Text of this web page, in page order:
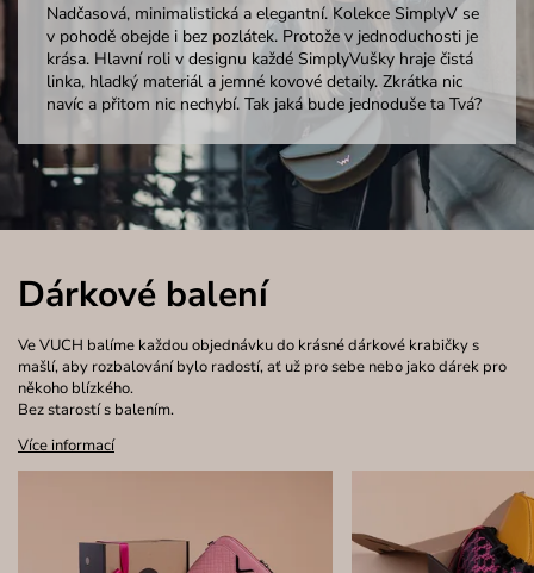
Nadčasová, minimalistická a elegantní. Kolekce SimplyV se
v pohodě obejde i bez pozlátek. Protože v jednoduchosti je
krása. Hlavní roli v designu každé SimplyVušky hraje čistá
linka, hladký materiál a jemné kovové detaily. Zkrátka nic
navíc a přitom nic nechybí. Tak jaká bude jednoduše ta Tvá?
Dárkové balení
Ve VUCH balíme každou objednávku do krásné dárkové krabičky s
mašlí, aby rozbalování bylo radostí, ať už pro sebe nebo jako dárek pro
někoho blízkého.
Bez starostí s balením.
Více informací